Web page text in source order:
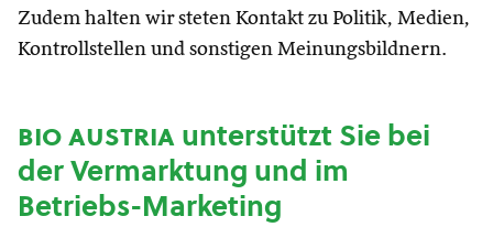
Zudem halten wir steten Kontakt zu Politik, Medien,
Kontrollstellen und sonstigen Meinungsbildnern.
bio austriaunterstützt Sie bei
der Vermarktung und im
Betriebs-Marketing